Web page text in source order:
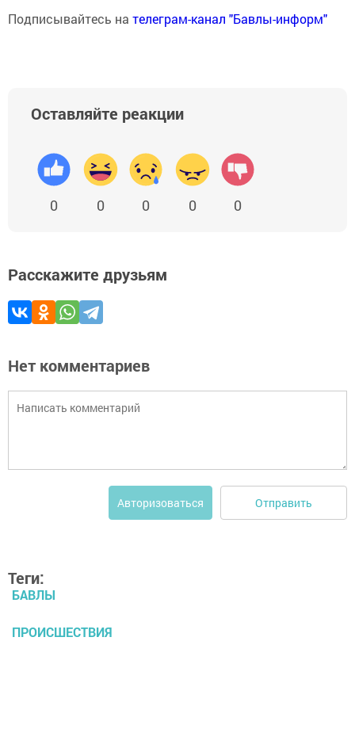
Подписывайтесь на телеграм-канал "Бавлы-информ"
Оставляйте реакции
0 0 0 0 0
Расскажите друзьям
Нет комментариев
Авторизоваться Отправить
Теги:
БАВЛЫ
ПРОИСШЕСТВИЯ